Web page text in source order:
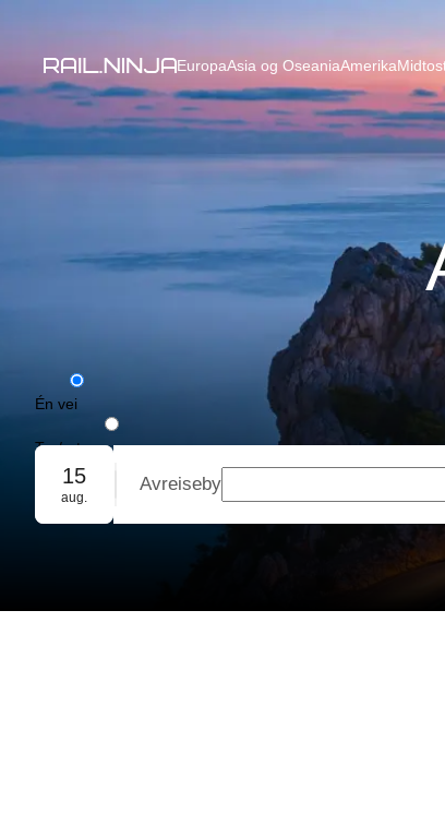
EuropaAsia og OseaniaAmerika
Én vei
Tur/retur
Gruppebooking
15
aug.
Avreiseby